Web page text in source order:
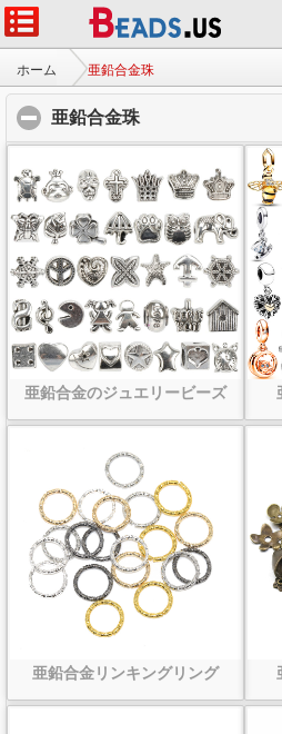
ホーム 亜鉛合金珠
亜鉛合金珠
亜鉛合金のジュエリービーズ
亜鉛合金リンキングリング
ホーム|について|
© 2026 銀河の宝石株式会社すべ